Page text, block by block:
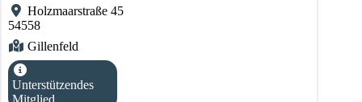
Holzmaarstraße 45
54558
Gillenfeld
Unterstützendes
Mitglied